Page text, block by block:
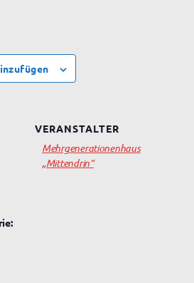
VERANSTALTER
Mehrgenerationenhaus
„Mittendrin“